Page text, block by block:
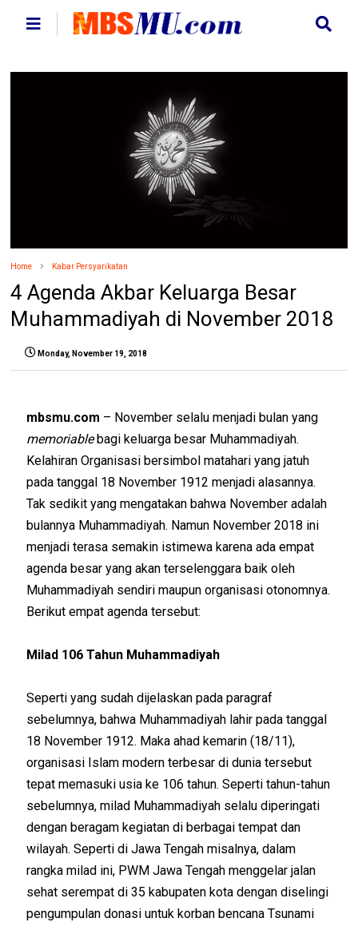
Home Kabar Persyarikatan
4 Agenda Akbar Keluarga Besar
Muhammadiyah di November 2018
Monday, November 19, 2018
mbsmu.com – November selalu menjadi bulan yang
memoriablebagi keluarga besar Muhammadiyah.
Kelahiran Organisasi bersimbol matahari yang jatuh
pada tanggal 18 November 1912 menjadi alasannya.
Tak sedikit yang mengatakan bahwa November adalah
bulannya Muhammadiyah. Namun November 2018 ini
menjadi terasa semakin istimewa karena ada empat
agenda besar yang akan terselenggara baik oleh
Muhammadiyah sendiri maupun organisasi otonomnya.
Berikut empat agenda tersebut:
Milad 106 Tahun Muhammadiyah
Seperti yang sudah dijelaskan pada paragraf
sebelumnya, bahwa Muhammadiyah lahir pada tanggal
18 November 1912. Maka ahad kemarin (18/11),
organisasi Islam modern terbesar di dunia tersebut
tepat memasuki usia ke 106 tahun. Seperti tahun-tahun
sebelumnya, milad Muhammadiyah selalu diperingati
dengan beragam kegiatan di berbagai tempat dan
wilayah. Seperti di Jawa Tengah misalnya, dalam
rangka milad ini, PWM Jawa Tengah menggelar jalan
sehat serempat di 35 kabupaten kota dengan diselingi
pengumpulan donasi untuk korban bencana Tsunami